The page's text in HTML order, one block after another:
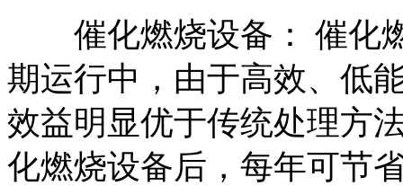
催化燃烧设备： 催化
期运行中，由于高效、低
效益明显优于传统处理方
化燃烧设备后，每年可节